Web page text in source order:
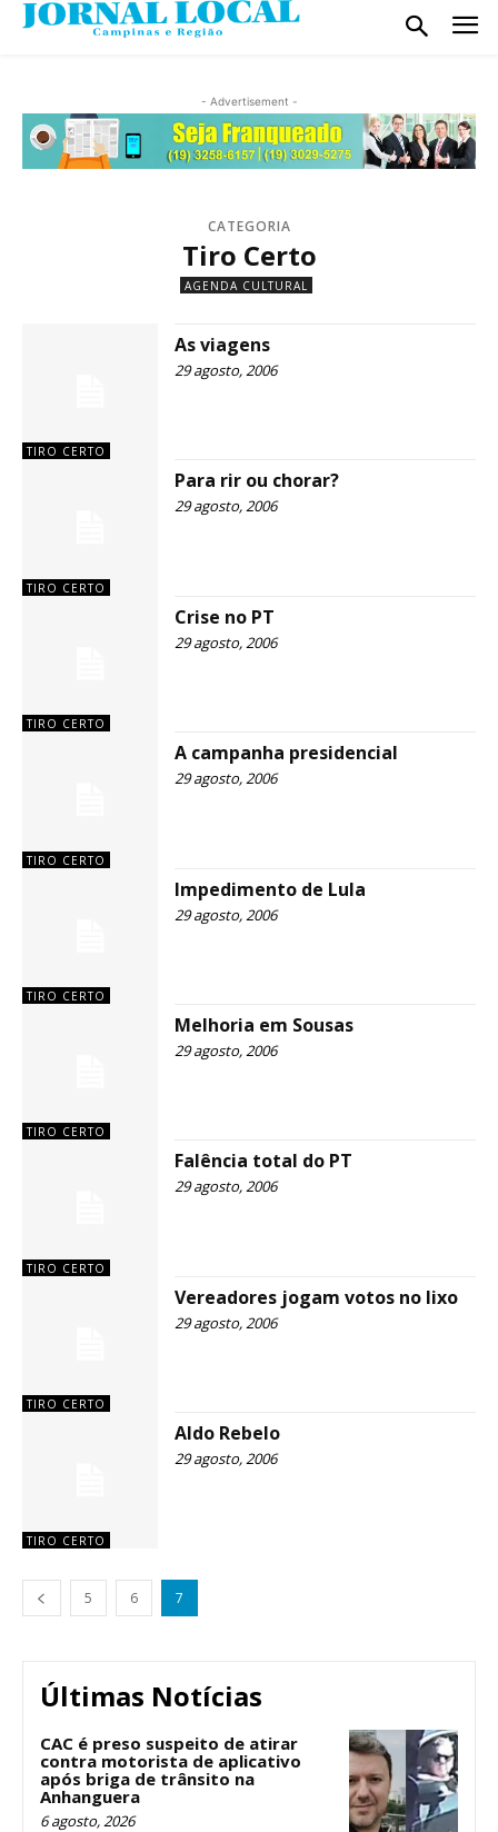
- Advertisement -
CATEGORIA
Tiro Certo
AGENDA CULTURAL
TIRO CERTO
As viagens
29 agosto, 2006
TIRO CERTO
Para rir ou chorar?
29 agosto, 2006
TIRO CERTO
Crise no PT
29 agosto, 2006
TIRO CERTO
A campanha presidencial
29 agosto, 2006
TIRO CERTO
Impedimento de Lula
29 agosto, 2006
TIRO CERTO
Melhoria em Sousas
29 agosto, 2006
TIRO CERTO
Falência total do PT
29 agosto, 2006
TIRO CERTO
Vereadores jogam votos no lixo
29 agosto, 2006
TIRO CERTO
Aldo Rebelo
29 agosto, 2006
5 6 7
Últimas Notícias
CAC é preso suspeito de atirar
contra motorista de aplicativo
após briga de trânsito na
Anhanguera
6 agosto, 2026